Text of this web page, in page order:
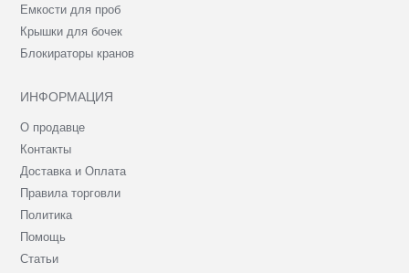
Емкости для проб
Крышки для бочек
Блокираторы кранов
ИНФОРМАЦИЯ
О продавце
Контакты
Доставка и Оплата
Правила торговли
Политика
Помощь
Статьи